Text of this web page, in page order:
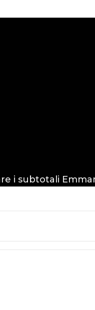
i subtotali